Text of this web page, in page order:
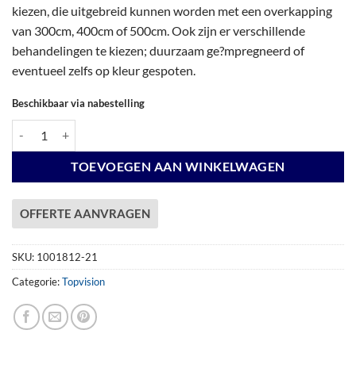
kiezen, die uitgebreid kunnen worden met een overkapping
van 300cm, 400cm of 500cm. Ook zijn er verschillende
behandelingen te kiezen; duurzaam ge?mpregneerd of
eventueel zelfs op kleur gespoten.
Beschikbaar via nabestelling
TOEVOEGEN AAN WINKELWAGEN
OFFERTE AANVRAGEN
SKU: 1001812-21
Categorie:Topvision